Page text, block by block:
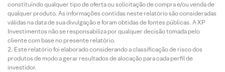
constituindo qualquer tipo de oferta ou solicitação de compra e/ou venda de
qualquer produto. As informações contidas neste relatório são consideradas
válidas na data de sua divulgação e foram obtidas de fontes públicas. A XP
Investimentos não se responsabiliza por qualquer decisão tomada pelo
cliente com base no presente relatório.
Este relatório foi elaborado considerando a classificação de risco dos
produtos de modo a gerar resultados de alocação para cada perfil de
investidor.